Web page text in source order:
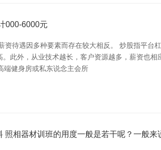
000-6000元
待遇因多种要素而存在较大相反。 炒股指平台
此外，从业技术越长，客户资源越多，薪资也
端健身房或私东说念主会所
照相器材训班的用度一般是若干呢？一般来